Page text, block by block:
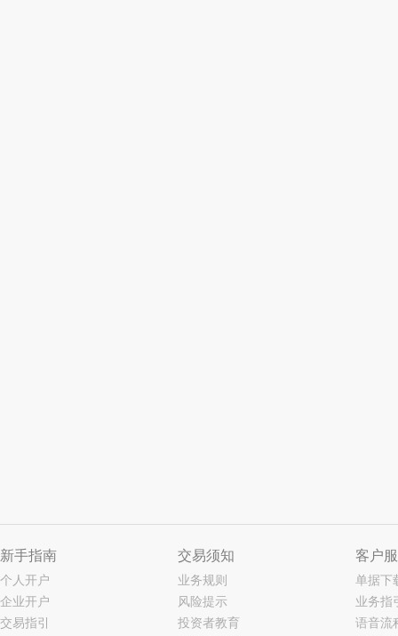
新手指南
个人开户
企业开户
交易指引
交易须知
业务规则
风险提示
投资者教育
客户
单据下
业务指
语音流